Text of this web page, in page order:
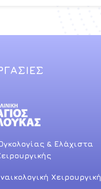
& Ελάχιστα
Χειρουργική